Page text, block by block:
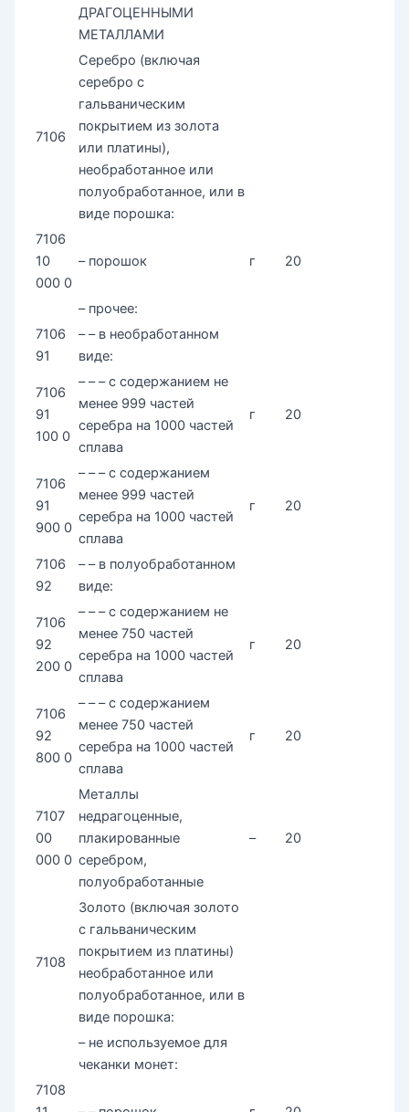
ДРАГОЦЕHHЫМИ
МЕТАЛЛАМИ
7106
Серебро (включая
серебро с
гальваническим
покрытием из золота
или платины),
необработанное или
полуобработанное, или в
виде порошка:
7106
10
000 0
– порошок г 20
– прочее:
7106
91
– – в необработанном
виде:
7106
91
100 0
– – – с содержанием не
менее 999 частей
серебра на 1000 частей
сплава
г 20
7106
91
900 0
– – – с содержанием
менее 999 частей
серебра на 1000 частей
сплава
г 20
7106
92
– – в полуобработанном
виде:
7106
92
200 0
– – – с содержанием не
менее 750 частей
серебра на 1000 частей
сплава
г 20
7106
92
800 0
– – – с содержанием
менее 750 частей
серебра на 1000 частей
сплава
г 20
7107
00
000 0
Металлы
недрагоценные,
плакированные
серебром,
полуобработанные
– 20
7108
Золото (включая золото
с гальваническим
покрытием из платины)
необработанное или
полуобработанное, или в
виде порошка:
– не используемое для
чеканки монет:
7108